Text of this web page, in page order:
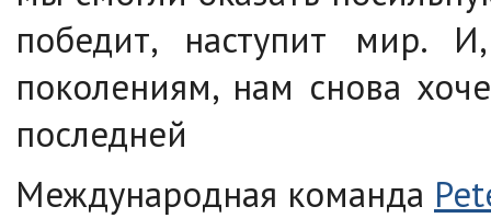
победит, наступит мир.
поколениям, нам снова
последней
Международная команда